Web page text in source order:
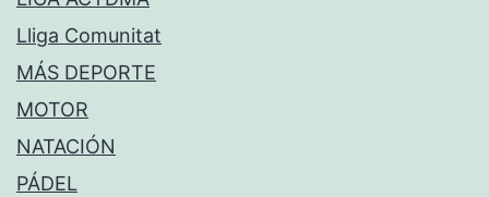
Lliga Comunitat
MÁS DEPORTE
MOTOR
NATACIÓN
PÁDEL